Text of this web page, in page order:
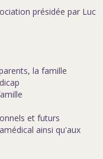
présidée par Luc
la famille
et futurs
ainsi qu'aux